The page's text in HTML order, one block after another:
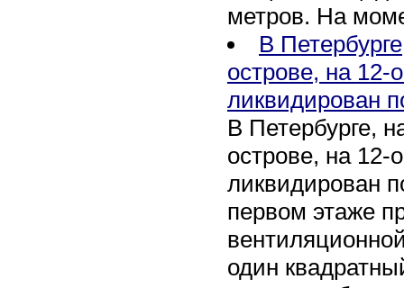
метров. На
В
острове, на 12-
ликвидирован
В Петербурге,
острове, на 12-
ликвидирован
первом этаже
один